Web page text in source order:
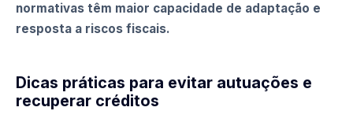
normativas têm maior capacidade de adaptação e
resposta a riscos fiscais.
Dicas práticas para evitar autuações e
recuperar créditos